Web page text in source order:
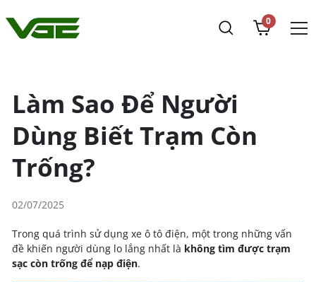
0
Làm Sao Để Người
Dùng Biết Trạm Còn
Trống?
02/07/2025
Trong quá trình sử dụng xe ô tô điện, một trong những vấn
đề khiến người dùng lo lắng nhất là không tìm được trạm
sạc còn trống để nạp điện.